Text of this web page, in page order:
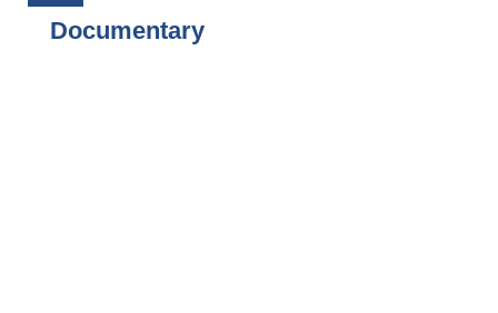
Documentary